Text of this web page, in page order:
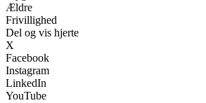
Ældre
Frivillighed
Del og vis hjerte
X
Facebook
Instagram
LinkedIn
YouTube